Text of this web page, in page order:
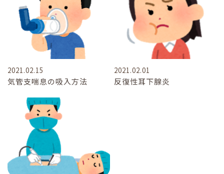
2021.02.15
気管支喘息の吸入方法
2021.02.01
反復性耳下腺炎